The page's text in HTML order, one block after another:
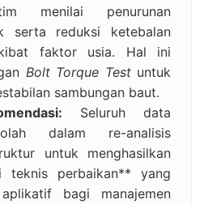
menilai penurunan
serta reduksi ketebalan
faktor usia. Hal ini
Bolt Torque Testuntuk
sambungan baut.
Seluruh data
dalam re-analisis
untuk menghasilkan
teknis perbaikan** yang
bagi manajemen